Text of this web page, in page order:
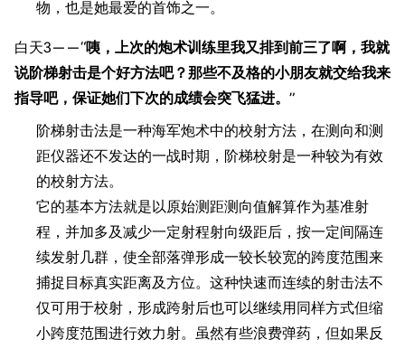
物，也是她最爱的首饰之一。
白天3——“咦，上次的炮术训练里我又排到前三了啊，我就
说阶梯射击是个好方法吧？那些不及格的小朋友就交给我来
指导吧，保证她们下次的成绩会突飞猛进。 ”
阶梯射击法是一种海军炮术中的校射方法，在测向和测
距仪器还不发达的一战时期，阶梯校射是一种较为有效
的校射方法。
它的基本方法就是以原始测距测向值解算作为基准射
程，并加多及减少一定射程射向级距后，按一定间隔连
续发射几群，使全部落弹形成一较长较宽的跨度范围来
捕捉目标真实距离及方位。这种快速而连续的射击法不
仅可用于校射，形成跨射后也可以继续用同样方式但缩
小跨度范围进行效力射。虽然有些浪费弹药，但如果反